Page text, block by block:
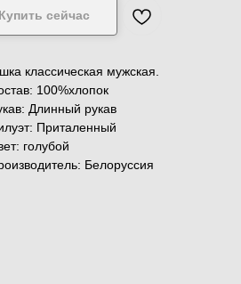
Купить сейчас
классическая мужская.
100%хлопок
Длинный рукав
Приталенный
голубой
Белоруссия